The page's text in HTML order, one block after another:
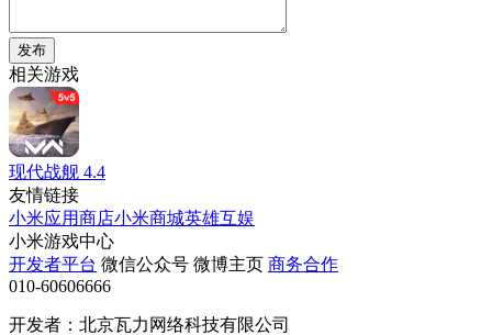
发布
相关游戏
现代战舰 4.4
友情链接
小米应用商店小米商城英雄互娱
小米游戏中心
开发者平台 微信公众号 微博主页 商务合作
010-60606666
开发者：北京瓦力网络科技有限公司